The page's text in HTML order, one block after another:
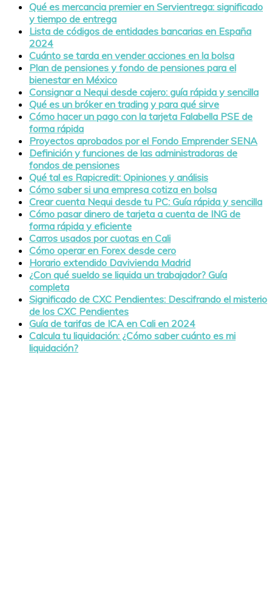
Qué es mercancia premier en Servientrega: significado
y tiempo de entrega
Lista de códigos de entidades bancarias en España
2024
Cuánto se tarda en vender acciones en la bolsa
Plan de pensiones y fondo de pensiones para el
bienestar en México
Consignar a Nequi desde cajero: guía rápida y sencilla
Qué es un bróker en trading y para qué sirve
Cómo hacer un pago con la tarjeta Falabella PSE de
forma rápida
Proyectos aprobados por el Fondo Emprender SENA
Definición y funciones de las administradoras de
fondos de pensiones
Qué tal es Rapicredit: Opiniones y análisis
Cómo saber si una empresa cotiza en bolsa
Crear cuenta Nequi desde tu PC: Guía rápida y sencilla
Cómo pasar dinero de tarjeta a cuenta de ING de
forma rápida y eficiente
Carros usados por cuotas en Cali
Cómo operar en Forex desde cero
Horario extendido Davivienda Madrid
¿Con qué sueldo se liquida un trabajador? Guía
completa
Significado de CXC Pendientes: Descifrando el misterio
de los CXC Pendientes
Guía de tarifas de ICA en Cali en 2024
Calcula tu liquidación: ¿Cómo saber cuánto es mi
liquidación?